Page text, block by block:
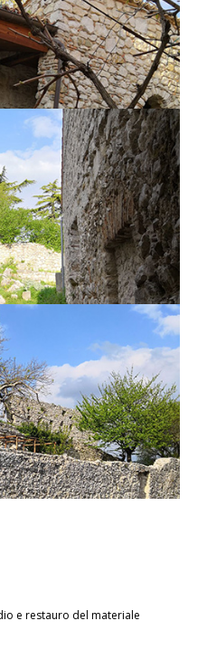
e restauro del materiale